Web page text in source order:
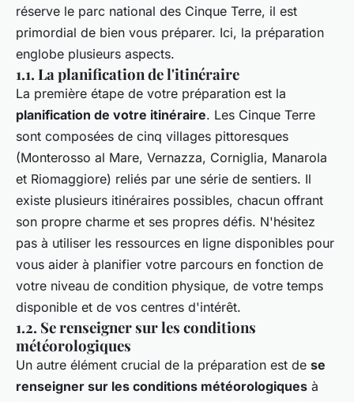
réserve le parc national des Cinque Terre, il est
primordial de bien vous préparer. Ici, la préparation
englobe plusieurs aspects.
1.1. La planification de l'itinéraire
La première étape de votre préparation est la
planification de votre itinéraire. Les Cinque Terre
sont composées de cinq villages pittoresques
(Monterosso al Mare, Vernazza, Corniglia, Manarola
et Riomaggiore) reliés par une série de sentiers. Il
existe plusieurs itinéraires possibles, chacun offrant
son propre charme et ses propres défis. N'hésitez
pas à utiliser les ressources en ligne disponibles pour
vous aider à planifier votre parcours en fonction de
votre niveau de condition physique, de votre temps
disponible et de vos centres d'intérêt.
1.2. Se renseigner sur les conditions
météorologiques
Un autre élément crucial de la préparation est de se
renseigner sur les conditions météorologiques à